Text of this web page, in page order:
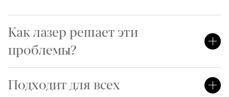
Как лазер решает эти
проблемы?
Подходит для всех